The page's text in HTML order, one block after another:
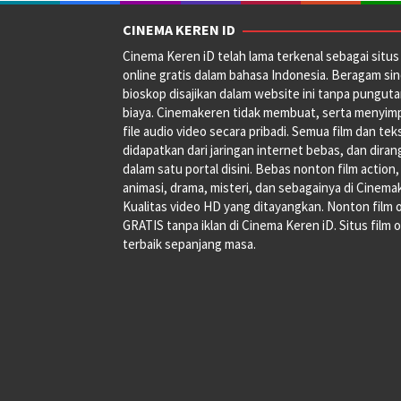
CINEMA KEREN ID
Cinema Keren iD telah lama terkenal sebagai
online gratis dalam bahasa Indonesia. Beragam
bioskop disajikan dalam website ini tanpa
biaya. Cinemakeren tidak membuat, serta
file audio video secara pribadi. Semua film dan
didapatkan dari jaringan internet bebas, dan
dalam satu portal disini. Bebas nonton film action,
animasi, drama, misteri, dan sebagainya di
Kualitas video HD yang ditayangkan. Nonton film
GRATIS tanpa iklan di Cinema Keren iD. Situs film
terbaik sepanjang masa.